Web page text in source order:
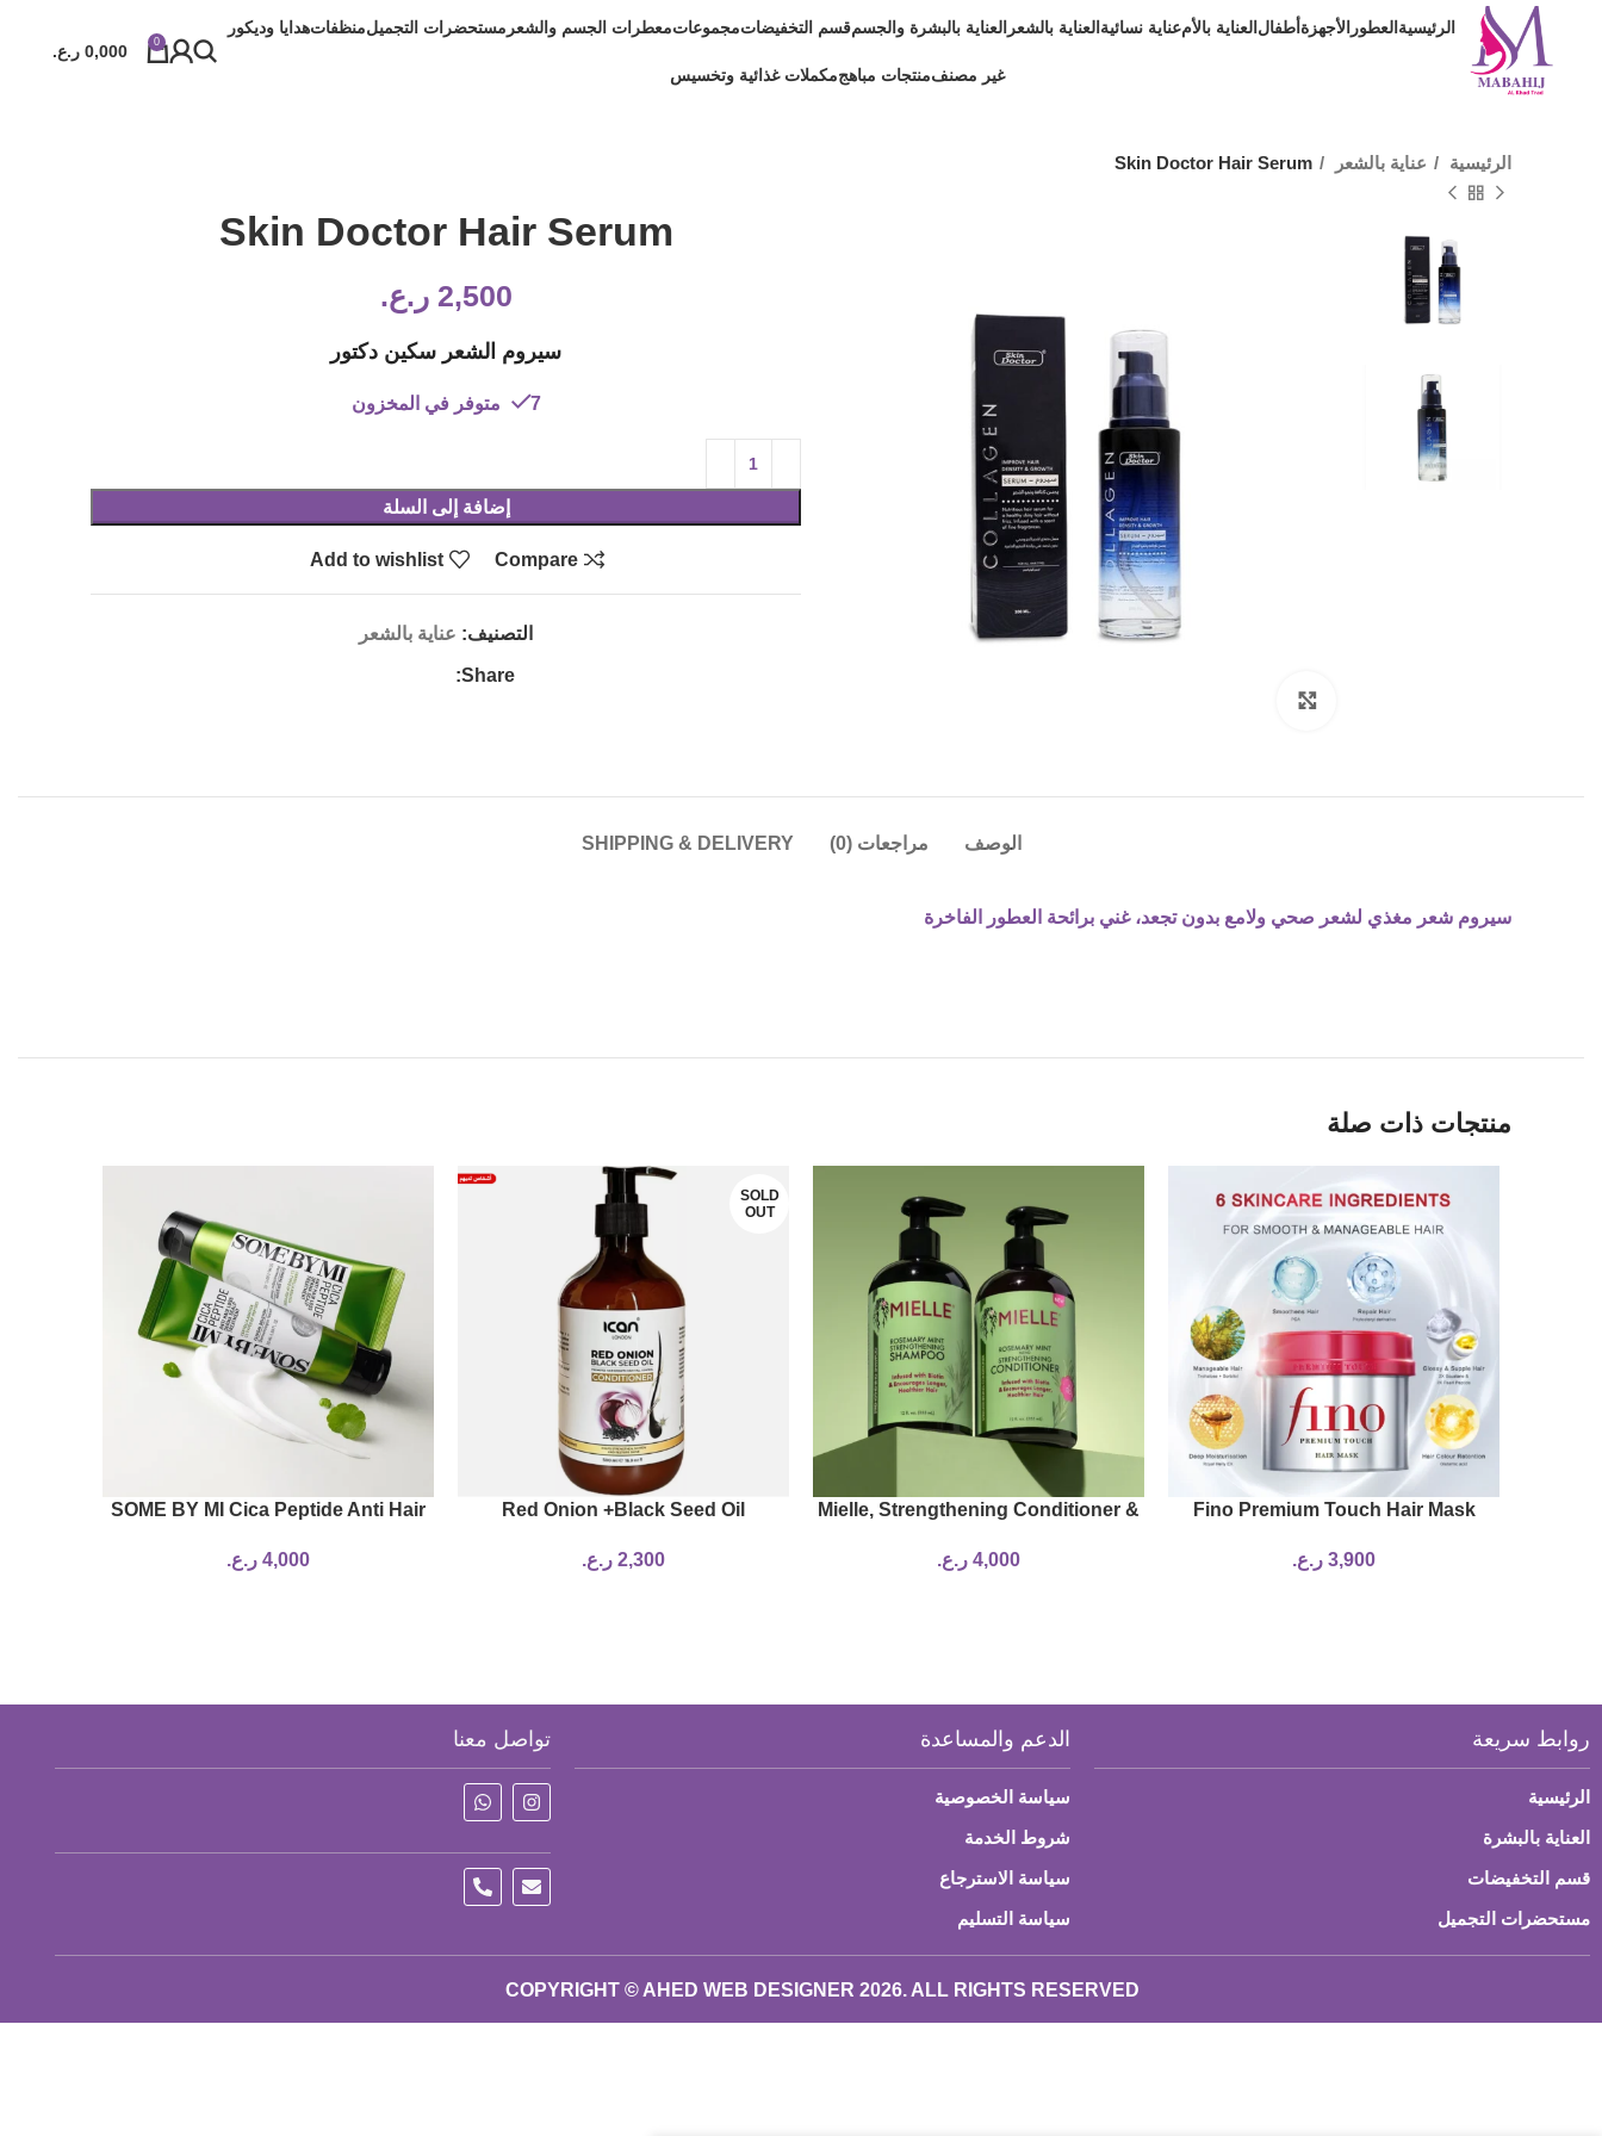
الرئيسيةالعطور الأجهزةأطفالالعناية بالأمعناية نسائيةالعناية بالشعر العناية بالبشرة والجسمقسم التخفيضاتمجموعاتمعطرات الجسم والشعر مستحضرات التجميلمنظفاتهدايا وديكور
غير مصنفمنتجات مباهجمكملات غذائية وتخسيس
0
0,000 ر.ع.
الرئيسية عناية بالشعر Skin Doctor Hair Serum
Skin Doctor Hair Serum
2,500 ر.ع.
سيروم الشعر سكين دكتور
7 متوفر في المخزون
إضافة إلى السلة
Compare
Add to wishlist
التصنيف: عناية بالشعر
Share:
الوصف مراجعات (0) SHIPPING & DELIVERY
سيروم شعر مغذي لشعر صحي ولامع بدون تجعد، غني برائحة العطور الفاخرة
منتجات ذات صلة
Fino Premium Touch Hair Mask
3,900 ر.ع.
Mielle, Strengthening Conditioner &
4,000 ر.ع.
SOLD
OUT
Red Onion +Black Seed Oil
hair growth
2,300 ر.ع.
SOME BY MI Cica Peptide Anti Hair
4,000 ر.ع.
روابط سريعة
الرئيسية
العناية بالبشرة
قسم التخفيضات
مستحضرات التجميل
الدعم والمساعدة
سياسة الخصوصية
شروط الخدمة
سياسة الاسترجاع
سياسة التسليم
تواصل معنا
COPYRIGHT © AHED WEB DESIGNER 2026. ALL RIGHTS RESERVED